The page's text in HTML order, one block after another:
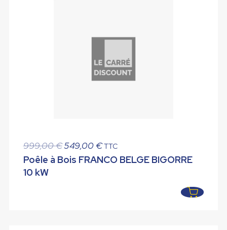
999,00€ Le
prix
549,00€Le
prix
TTC
Poêle à Bois FRANCO BELGE BIGORRE
10 kW